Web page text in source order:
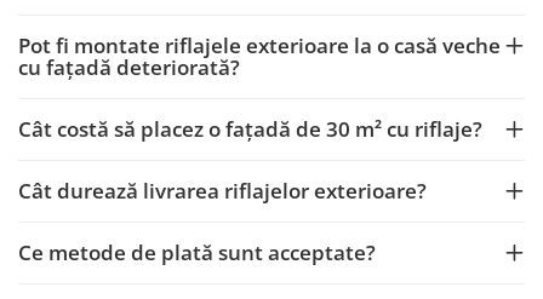
Pot fi montate riflajele exterioare la o casă veche
cu fațadă deteriorată?
Cât costă să placez o fațadă de 30 m² cu riflaje?
Cât durează livrarea riflajelor exterioare?
Ce metode de plată sunt acceptate?